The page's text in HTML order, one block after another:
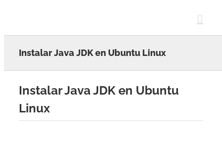
Instalar Java JDK en Ubuntu Linux
Instalar Java JDK en Ubuntu
Linux